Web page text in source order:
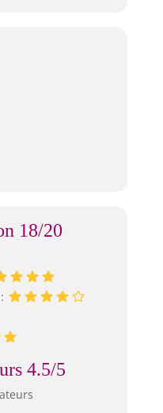
Steel -
vaisselle
de
rapide
effort.
au four et
four : chaque
et poêle
500
18/20
4.5/5